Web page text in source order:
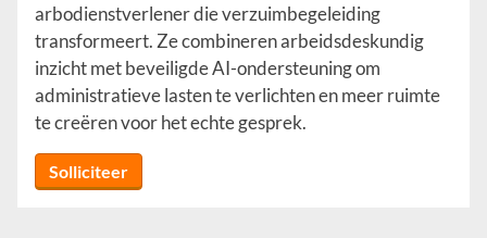
arbodienstverlener die verzuimbegeleiding
transformeert. Ze combineren arbeidsdeskundig
inzicht met beveiligde AI-ondersteuning om
administratieve lasten te verlichten en meer ruimte
te creëren voor het echte gesprek.
Solliciteer